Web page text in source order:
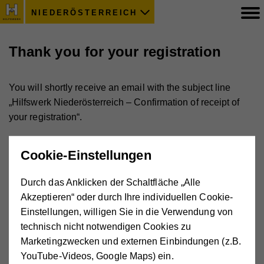
NIEDERÖSTERREICH
Thank you for your registration
You will shortly receive an email with the subject line
„Hilfswerk Niederösterreich – Confirmation of receipt of
your registration“.
This automated email confirms that we have received your
registration and that we will review your request.
Within 12 weeks we will inform you whether we can offer
your child a childcare place.
Important:
Cookie-Einstellungen
Durch das Anklicken der Schaltfläche „Alle
Akzeptieren“ oder durch Ihre individuellen Cookie-
Einstellungen, willigen Sie in die Verwendung von
technisch nicht notwendigen Cookies zu
Marketingzwecken und externen Einbindungen (z.B.
YouTube-Videos, Google Maps) ein.